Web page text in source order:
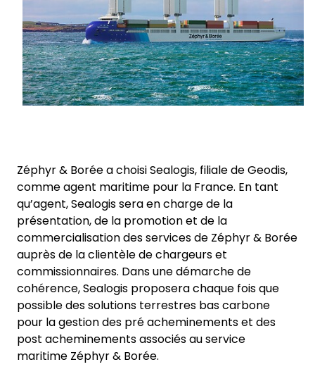
Zéphyr & Borée a choisi Sealogis, filiale de Geodis,
comme agent maritime pour la France. En tant
qu’agent, Sealogis sera en charge de la
présentation, de la promotion et de la
commercialisation des services de Zéphyr & Borée
auprès de la clientèle de chargeurs et
commissionnaires. Dans une démarche de
cohérence, Sealogis proposera chaque fois que
possible des solutions terrestres bas carbone
pour la gestion des pré acheminements et des
post acheminements associés au service
maritime Zéphyr & Borée.